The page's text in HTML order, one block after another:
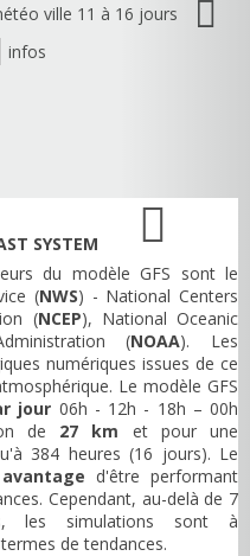
ville 11 à 16 jours
infos
SYSTEM
du modèle GFS sont le
(NWS) - National Centers
(NCEP), National Oceanic
(NOAA). Les
numériques issues de ce
Le modèle GFS
jour 06h - 12h - 18h – 00h
de 27 km et pour une
384 heures (16 jours). Le
avantage d'être performant
Cependant, au-delà de 7
les simulations sont à
de tendances.